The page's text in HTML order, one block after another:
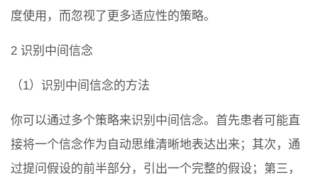
度使用，而忽视了更多适应性的策略。
2 识别中间信念
（1）识别中间信念的方法
你可以通过多个策略来识别中间信念。首先患者可能直
接将一个信念作为自动思维清晰地表达出来；其次，通
过提问假设的前半部分，引出一个完整的假设；第三，